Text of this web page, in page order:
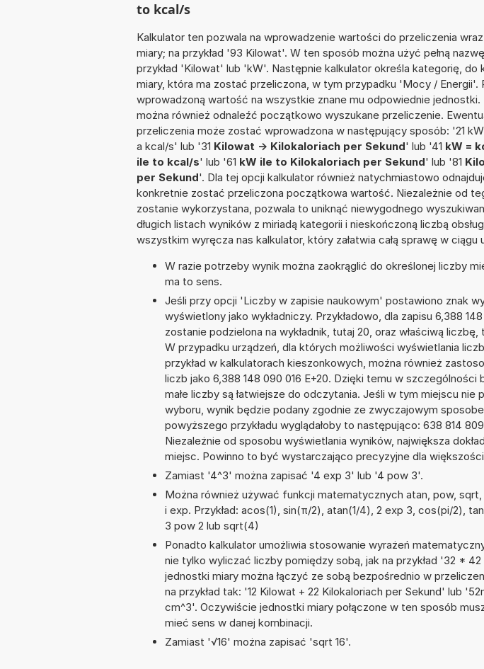
to kcal/s
Kalkulator ten pozwala na wprowadzenie wartości do przeliczenia
miary; na przykład '93 Kilowat'. W ten sposób można użyć pełną
przykład 'Kilowat' lub 'kW'. Następnie kalkulator określa kategorię, do
miary, która ma zostać przeliczona, w tym przypadku 'Mocy / Energii'.
wprowadzoną wartość na wszystkie znane mu odpowiednie jednostki.
można również odnaleźć początkowo wyszukane przeliczenie.
przeliczenia może zostać wprowadzona w następujący sposób: '21
a kcal/s' lub '31 Kilowat -> Kilokaloriach per Sekund' lub '41 kW =
ile to kcal/s' lub '61 kW ile to Kilokaloriach per Sekund' lub '81
per Sekund'. Dla tej opcji kalkulator również natychmiastowo
konkretnie zostać przeliczona początkowa wartość. Niezależnie od
zostanie wykorzystana, pozwala to uniknąć niewygodnego
długich listach wyników z miriadą kategorii i nieskończoną liczbą
wszystkim wyręcza nas kalkulator, który załatwia całą sprawę w ciągu
W razie potrzeby wynik można zaokrąglić do określonej liczby
ma to sens.
Jeśli przy opcji 'Liczby w zapisie naukowym' postawiono znak
wyświetlony jako wykładniczy. Przykładowo, dla zapisu 6,388
zostanie podzielona na wykładnik, tutaj 20, oraz właściwą liczbę,
W przypadku urządzeń, dla których możliwości wyświetlania
przykład w kalkulatorach kieszonkowych, można również
liczb jako 6,388 148 090 016 E+20. Dzięki temu w szczególności
małe liczby są łatwiejsze do odczytania. Jeśli w tym miejscu nie
wyboru, wynik będzie podany zgodnie ze zwyczajowym
powyższego przykładu wyglądałoby to następująco: 638 814
Niezależnie od sposobu wyświetlania wyników, największa
miejsc. Powinno to być wystarczająco precyzyjne dla
Zamiast '4^3' można zapisać '4 exp 3' lub '4 pow 3'.
Można również używać funkcji matematycznych atan, pow,
i exp. Przykład: acos(1), sin(π/2), atan(1/4), 2 exp 3, cos(pi/2),
3 pow 2 lub sqrt(4)
Ponadto kalkulator umożliwia stosowanie wyrażeń
nie tylko wyliczać liczby pomiędzy sobą, jak na przykład '32 *
jednostki miary można łączyć ze sobą bezpośrednio w
na przykład tak: '12 Kilowat + 22 Kilokaloriach per Sekund' lub
cm^3'. Oczywiście jednostki miary połączone w ten sposób
mieć sens w danej kombinacji.
Zamiast '√16' można zapisać 'sqrt 16'.